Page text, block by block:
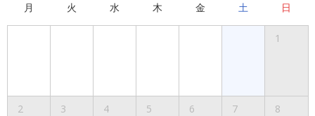
月 火 水 木 金 土 日
1
2 3 4 5 6 7 8